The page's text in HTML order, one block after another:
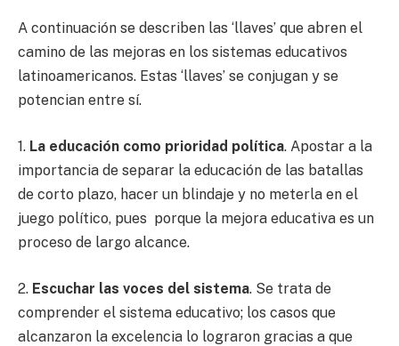
A continuación se describen las ‘llaves’ que abren el
camino de las mejoras en los sistemas educativos
latinoamericanos. Estas ‘llaves’ se conjugan y se
potencian entre sí.
1. La educación como prioridad política. Apostar a la
importancia de separar la educación de las batallas
de corto plazo, hacer un blindaje y no meterla en el
juego político, pues porque la mejora educativa es un
proceso de largo alcance.
2. Escuchar las voces del sistema. Se trata de
comprender el sistema educativo; los casos que
alcanzaron la excelencia lo lograron gracias a que